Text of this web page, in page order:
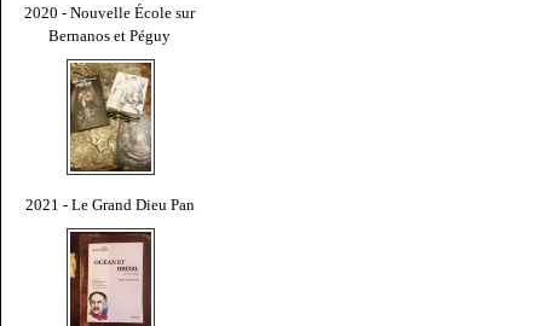
2020 - Nouvelle École sur
Bernanos et Péguy
2021 - Le Grand Dieu Pan